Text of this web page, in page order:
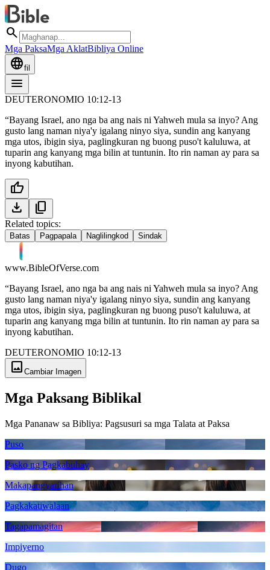
search
Mga PaksaMga AklatBibliya Online
languagefil
menu
DEUTERONOMIO 10:12-13
“Bayang Israel, ano nga ba ang nais ni Yahweh mula sa inyo? Ang
gusto lang naman niya'y igalang ninyo siya, sundin ang kanyang
mga utos, ibigin siya, paglingkuran ng buong puso't kaluluwa, at
tuparin ang kanyang mga bilin at tuntunin. Ito rin naman ay para sa
inyong kabutihan.
thumb_up
download
content_copy
Related topics:
Batas Pagpapala Naglilingkod Sindak
www.BibleOfVerse.com
“Bayang Israel, ano nga ba ang nais ni Yahweh mula sa inyo? Ang
gusto lang naman niya'y igalang ninyo siya, sundin ang kanyang
mga utos, ibigin siya, paglingkuran ng buong puso't kaluluwa, at
tuparin ang kanyang mga bilin at tuntunin. Ito rin naman ay para sa
inyong kabutihan.
DEUTERONOMIO 10:12-13
image Cambiar Imagen
Mga Paksang Biblikal
Mga Pananaw sa Bibliya: Pagsusuri sa mga Talata at Paksa
Puso
Pasko ng Pagkabuhay
Makapangyarihan
Pagkakatiwalaan
Tagapamagitan
Impiyerno
Dugo